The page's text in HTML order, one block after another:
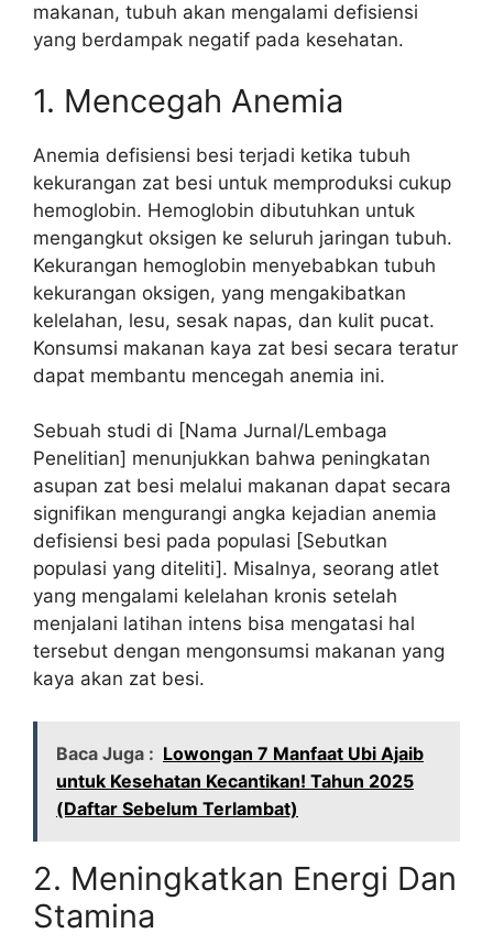
makanan, tubuh akan mengalami defisiensi
yang berdampak negatif pada kesehatan.
1. Mencegah Anemia
Anemia defisiensi besi terjadi ketika tubuh
kekurangan zat besi untuk memproduksi cukup
hemoglobin. Hemoglobin dibutuhkan untuk
mengangkut oksigen ke seluruh jaringan tubuh.
Kekurangan hemoglobin menyebabkan tubuh
kekurangan oksigen, yang mengakibatkan
kelelahan, lesu, sesak napas, dan kulit pucat.
Konsumsi makanan kaya zat besi secara teratur
dapat membantu mencegah anemia ini.
Sebuah studi di [Nama Jurnal/Lembaga
Penelitian] menunjukkan bahwa peningkatan
asupan zat besi melalui makanan dapat secara
signifikan mengurangi angka kejadian anemia
defisiensi besi pada populasi [Sebutkan
populasi yang diteliti]. Misalnya, seorang atlet
yang mengalami kelelahan kronis setelah
menjalani latihan intens bisa mengatasi hal
tersebut dengan mengonsumsi makanan yang
kaya akan zat besi.
Baca Juga : Lowongan 7 Manfaat Ubi Ajaib
untuk Kesehatan Kecantikan! Tahun 2025
(Daftar Sebelum Terlambat)
2. Meningkatkan Energi Dan
Stamina